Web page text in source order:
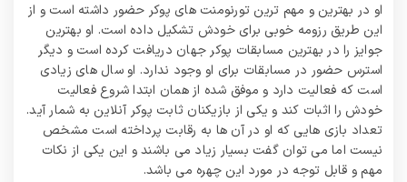
او در بهترین و مهم ترین تورنومنت های پوکر حضور داشته است و از
این طریق رزومه خوبی برای خودش تشکیل داده است. او بهترین
جوایز را در بهترین مسابقات پوکر جهان دریافت کرده است و دیگر
استرس حضور در مسابقات برای او وجود ندارد. او سال های زیادی
است که فعالیت دارد و موفق شده از همان ابتدا شروع فعالیت
خودش را اثبات کند و یکی از بازیکنان ثابت پوکر آنلاین به شمار آید.
تعداد بازی هایی که او در آن ها به رقابت پرداخته است مشخص
نیست اما می توان گفت بسیار زیاد می باشند و این یکی از نکات
مهم و قابل توجه در مورد این چهره می باشد.